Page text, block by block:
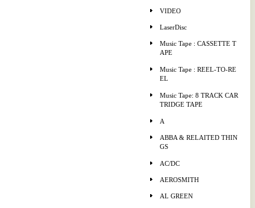
VIDEO
LaserDisc
Music Tape : CASSETTE T
APE
Music Tape : REEL-TO-RE
EL
Music Tape: 8 TRACK CAR
TRIDGE TAPE
A
ABBA & RELAITED THIN
GS
AC/DC
AEROSMITH
AL GREEN